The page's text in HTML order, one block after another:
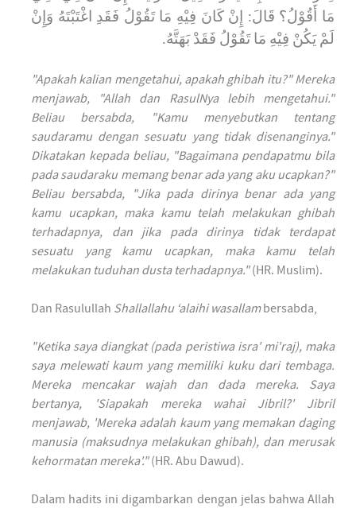
مَا أَقُوْلُ؟ قَالَ: إِنْ كَانَ فِيْهِ مَا تَقُوْلُ فَقَدِ اغْتَبْتَهُ وَإِنْ
لَمْ يَكُنْ فِيْهِ مَا تَقُوْلُ فَقَدْ بَهَتَّهُ.
"Apakah kalian mengetahui, apakah ghibah itu?" Mereka
menjawab, "Allah dan RasulNya lebih mengetahui."
Beliau bersabda, "Kamu menyebutkan tentang
saudaramu dengan sesuatu yang tidak disenanginya."
Dikatakan kepada beliau, "Bagaimana pendapatmu bila
pada saudaraku memang benar ada yang aku ucapkan?"
Beliau bersabda, "Jika pada dirinya benar ada yang
kamu ucapkan, maka kamu telah melakukan ghibah
terhadapnya, dan jika pada dirinya tidak terdapat
sesuatu yang kamu ucapkan, maka kamu telah
melakukan tuduhan dusta terhadapnya."(HR. Muslim).
Dan Rasulullah Shallallahu ‘alaihi wasallambersabda,
"Ketika saya diangkat (pada peristiwa isra' mi'raj), maka
saya melewati kaum yang memiliki kuku dari tembaga.
Mereka mencakar wajah dan dada mereka. Saya
bertanya, 'Siapakah mereka wahai Jibril?' Jibril
menjawab, 'Mereka adalah kaum yang memakan daging
manusia (maksudnya melakukan ghibah), dan merusak
kehormatan mereka'."(HR. Abu Dawud).
Dalam hadits ini digambarkan dengan jelas bahwa Allah